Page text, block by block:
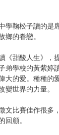
學鞠松子讀的是
的眷戀。
《甜酸人生》，
弟學校的黃紫婷
大的愛。種種的
變世界的力量。
文比賽佳作很多
顧。